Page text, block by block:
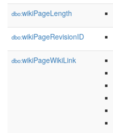
dbo:wikiPageLength
dbo:wikiPageRevisionID
dbo:wikiPageWikiLink